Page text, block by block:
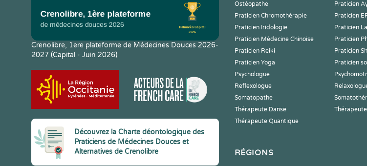
Crenolibre, 1ere plateforme de Médecines Douces 2026-
2027 (Capital - Juin 2026)
Découvrez la Charte déontologique des
Praticiens de Médecines Douces et
Alternatives de Crenolibre
Ostéopathe
Praticien
Praticien Chromothérapie
Praticien
Praticien Iridologie
Praticien
Praticien Médecine Chinoise
Praticien
Praticien Reiki
Praticien
Praticien Yoga
Praticien
Psychologue
Reflexologue
Somatopathe
Thérapeute Danse
Thérapeute Quantique
RÉGIONS